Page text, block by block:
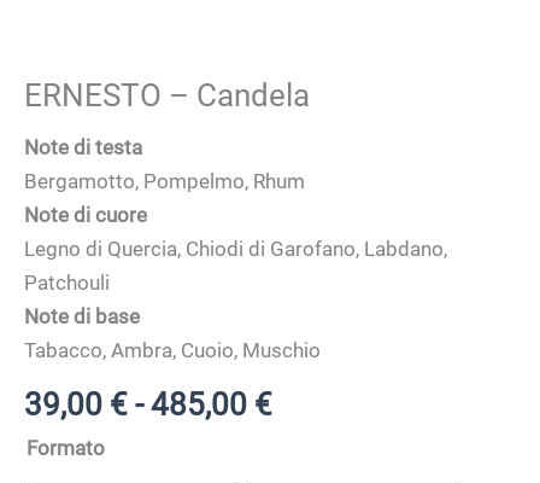
ERNESTO – Candela
Note di testa
Bergamotto, Pompelmo, Rhum
Note di cuore
Legno di Quercia, Chiodi di Garofano, Labdano,
Patchouli
Note di base
Tabacco, Ambra, Cuoio, Muschio
39,00 € - 485,00 €Fascia
Formato